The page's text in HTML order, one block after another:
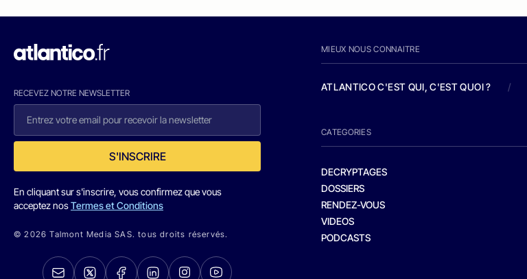
RECEVEZ NOTRE NEWSLETTER
S'INSCRIRE
En cliquant sur s'inscrire, vous confirmez que vous
acceptez nosTermes et Conditions
© 2026 Talmont Media SAS. tous droits réservés.
MIEUX NOUS CONNAITRE
ATLANTICO C'EST QUI, C'EST QUOI ? /
CATEGORIES
DECRYPTAGES
DOSSIERS
RENDEZ-VOUS
VIDEOS
PODCASTS